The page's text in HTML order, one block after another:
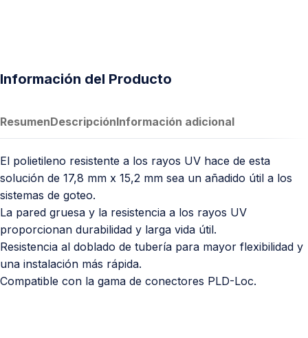
Información del Producto
ResumenDescripciónInformación adicional
El polietileno resistente a los rayos UV hace de esta
solución de 17,8 mm x 15,2 mm sea un añadido útil a los
sistemas de goteo.
La pared gruesa y la resistencia a los rayos UV
proporcionan durabilidad y larga vida útil.
Resistencia al doblado de tubería para mayor flexibilidad y
una instalación más rápida.
Compatible con la gama de conectores PLD-Loc.